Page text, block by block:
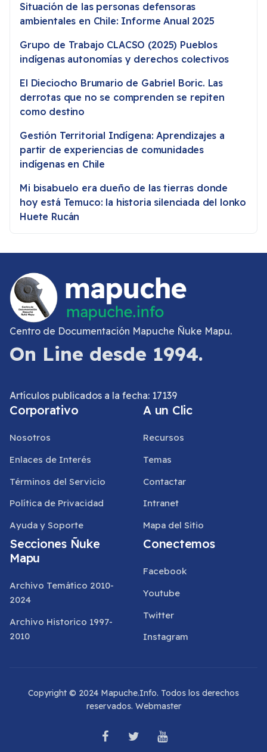
Situación de las personas defensoras
ambientales en Chile: Informe Anual 2025
Grupo de Trabajo CLACSO (2025) Pueblos
indígenas autonomías y derechos colectivos
El Dieciocho Brumario de Gabriel Boric. Las
derrotas que no se comprenden se repiten
como destino
Gestión Territorial Indígena: Aprendizajes a
partir de experiencias de comunidades
indígenas en Chile
Mi bisabuelo era dueño de las tierras donde
hoy está Temuco: la historia silenciada del lonko
Huete Rucán
Centro de Documentación Mapuche Ñuke Mapu.
On Line desde 1994.
Artículos publicados a la fecha: 17139
Corporativo
Nosotros
Enlaces de Interés
Términos del Servicio
Política de Privacidad
Ayuda y Soporte
A un Clic
Recursos
Temas
Contactar
Intranet
Mapa del Sitio
Secciones Ñuke
Mapu
Archivo Temático 2010-
2024
Archivo Historico 1997-
2010
Conectemos
Facebook
Youtube
Twitter
Instagram
Copyright © 2024 Mapuche.Info. Todos los derechos
reservados. Webmaster